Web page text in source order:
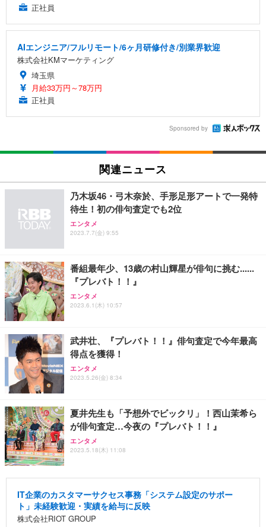
正社員
AIエンジニア/フルリモート/6ヶ月研修付き/別業界歓迎
株式会社KMマーケティング
埼玉県
月給33万円～78万円
正社員
Sponsored by
関連ニュース
乃木坂46・弓木奈於、手形足形アートで一発特
待生！初の俳句査定でも2位
エンタメ
2023.7.7(金) 9:55
番組最年少、13歳の村山輝星が俳句に挑む......
『プレバト！！』
エンタメ
2023.6.1(木) 10:57
武井壮、『プレバト！！』俳句査定で今年最高
得点を獲得！
エンタメ
2023.5.26(金) 8:34
夏井先生も「予想外でビックリ」！西山茉希ら
が俳句査定…今夜の『プレバト！！』
エンタメ
2023.5.18(木) 11:08
IT企業のカスタマーサクセス事務「システム設定のサポー
ト」未経験歓迎・実績を給与に反映
株式会社RIOT GROUP